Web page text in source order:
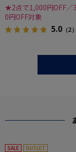
★2点で1,000円OFF／
0円OFF対象
5.0 （2）
SALE OUTLET